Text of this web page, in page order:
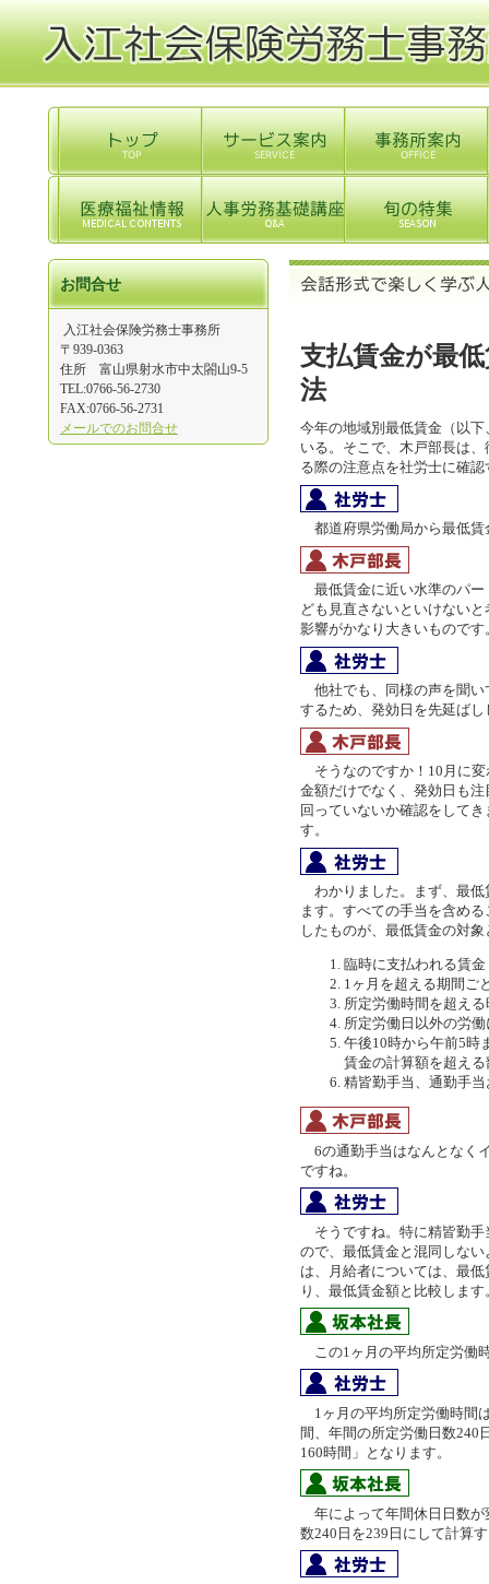
支払賃金が最
法
今年の地域別最低賃金（以
いる。そこで、木戸部長は
る際の注意点を社労士に確
都道府県労働局から最低賃
最低賃金に近い水準のパー
ども見直さないといけない
影響がかなり大きいものです
他社でも、同様の声を聞い
するため、発効日を先延ば
そうなのですか！10月に変
金額だけでなく、発効日も
回っていないか確認をして
す。
わかりました。まず、最低
ます。すべての手当を含め
したものが、最低賃金の対
臨時に支払われる賃
1ヶ月を超える期間ご
所定労働時間を超え
所定労働日以外の労
午後10時から午前5時
賃金の計算額を超え
精皆勤手当、通勤手
6の通勤手当はなんとなく
ですね。
そうですね。特に精皆勤手
ので、最低賃金と混同しな
は、月給者については、最
り、最低賃金額と比較します
この1ヶ月の平均所定労働
1ヶ月の平均所定労働時間
間、年間の所定労働日数240
160時間」となります。
年によって年間休日日数が
数240日を239日にして計算
お問合せ
入江社会保険労務士事務所
〒939-0363
住所 富山県射水市中太閤山9-5
TEL:0766-56-2730
FAX:0766-56-2731
メールでのお問合せ